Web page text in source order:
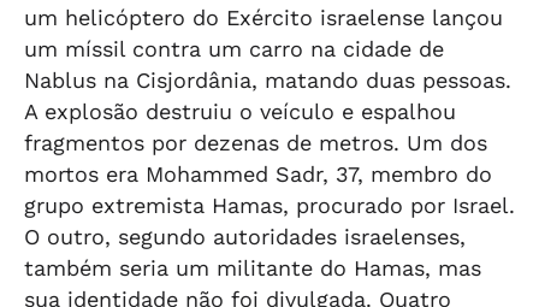
um helicóptero do Exército israelense lançou
um míssil contra um carro na cidade de
Nablus na Cisjordânia, matando duas pessoas.
A explosão destruiu o veículo e espalhou
fragmentos por dezenas de metros. Um dos
mortos era Mohammed Sadr, 37, membro do
grupo extremista Hamas, procurado por Israel.
O outro, segundo autoridades israelenses,
também seria um militante do Hamas, mas
sua identidade não foi divulgada. Quatro